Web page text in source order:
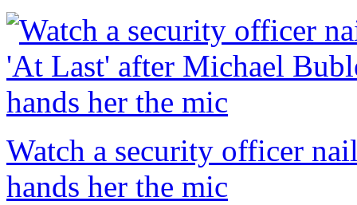
Watch a security officer
hands her the mic